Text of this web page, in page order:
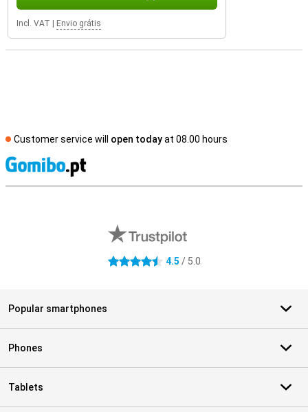
Incl. VAT Envio grátis
Customer service will open todayat 08.00 hours
4.5 stars 4.5 / 5.0
Popular smartphones
Phones
Tablets